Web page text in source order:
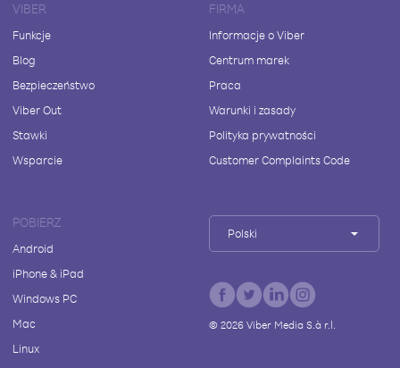
VIBER
Funkcje
Blog
Bezpieczeństwo
Viber Out
Stawki
Wsparcie
FIRMA
Informacje o Viber
Centrum marek
Praca
Warunki i zasady
Polityka prywatności
Customer Complaints Code
POBIERZ
Android
iPhone & iPad
Windows PC
Mac
Linux
Polski
© 2026Viber Media S.à r.l.